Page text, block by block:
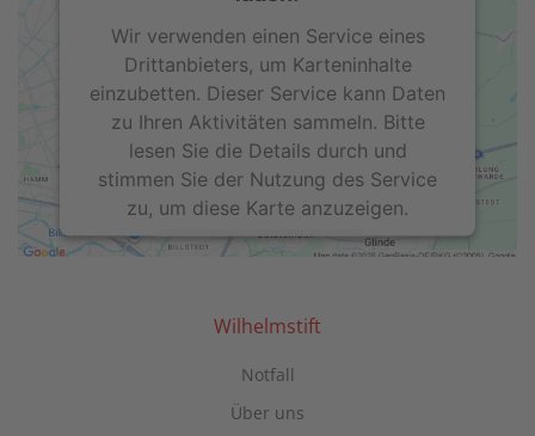
Wir verwenden einen Service eines
Drittanbieters, um Karteninhalte
einzubetten. Dieser Service kann Daten
zu Ihren Aktivitäten sammeln. Bitte
lesen Sie die Details durch und
stimmen Sie der Nutzung des Service
zu, um diese Karte anzuzeigen.
Mehr Informationen
Akzeptieren
Management Platform
Wilhelmstift
Notfall
Über uns